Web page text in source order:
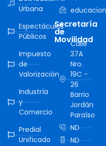
Urbana
Espectáculos
Públicos
Impuesto
de
Valorización
Industría
y
Comercio
Predial
Unificado
Secretaría
de
Movilidad
Calle
37A
Nro.
19C -
26
Barrio
Jordán
Paraíso
ND
ND